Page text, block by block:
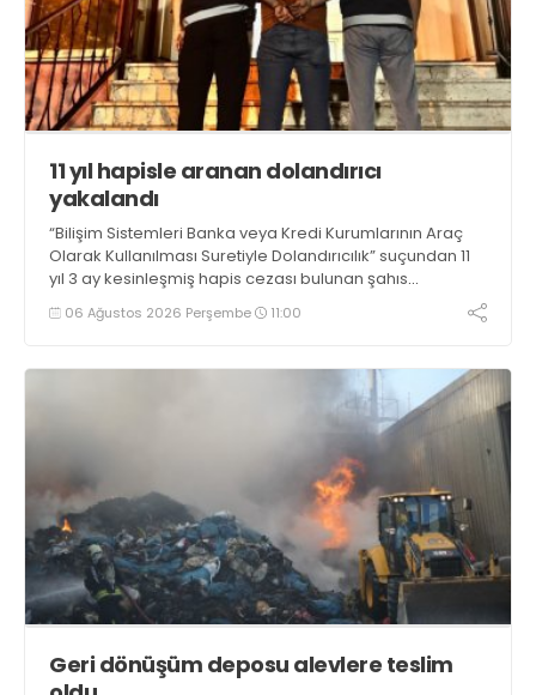
11 yıl hapisle aranan dolandırıcı
yakalandı
“Bilişim Sistemleri Banka veya Kredi Kurumlarının Araç
Olarak Kullanılması Suretiyle Dolandırıcılık” suçundan 11
yıl 3 ay kesinleşmiş hapis cezası bulunan şahıs
yakalandı
06 Ağustos 2026 Perşembe 11:00
Geri dönüşüm deposu alevlere teslim